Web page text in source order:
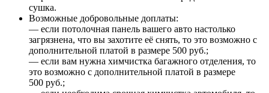
сушка.
Возможные добровольные доплаты:
— если потолочная панель вашего авто настолько
загрязнена, что вы захотите её снять, то это возможно с
дополнительной платой в размере 500 руб.;
— если вам нужна химчистка багажного отделения, то
это возможно с дополнительной платой в размере
500 руб.;